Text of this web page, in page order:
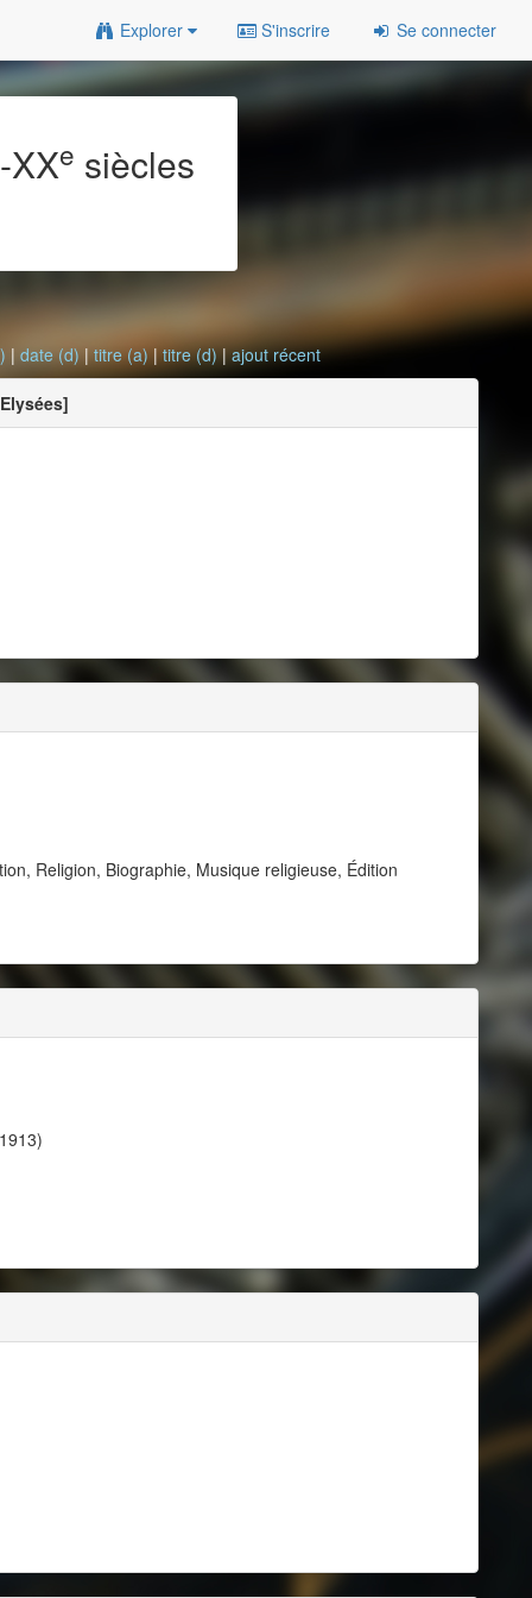
Explorer S'inscrire Se connecter
-XXe siècles
|date (d)|titre (a)|titre (d)|ajout récent
Religion, Biographie, Musique religieuse, Édition